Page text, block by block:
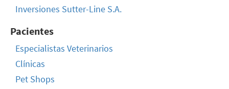
Inversiones Sutter-Line S.A.
Pacientes
Especialistas Veterinarios
Clínicas
Pet Shops